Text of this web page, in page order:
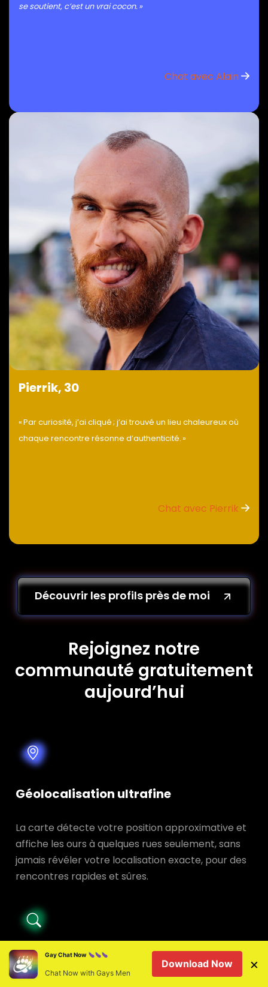
se soutient, c’est un vrai cocon. »
Chat avec Alain
Pierrik, 30
« Par curiosité, j’ai cliqué ; j’ai trouvé un lieu chaleureux où
chaque rencontre résonne d’authenticité. »
Chat avec Pierrik
Découvrir les profils près de moi
Rejoignez notre
communauté gratuitement
aujourd’hui
Géolocalisation ultrafine
La carte détecte votre position approximative et
affiche les ours à quelques rues seulement, sans
jamais révéler votre localisation exacte, pour des
rencontres rapides et sûres.
Filtres de recherche avancés
Gay Chat Now
Chat Now with Gays Men
Download Now ×